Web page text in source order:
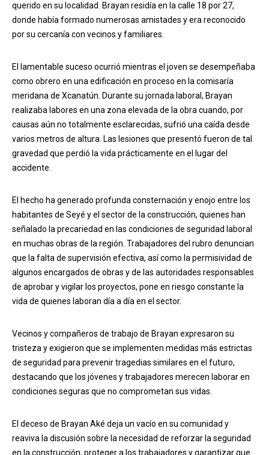
querido en su localidad. Brayan residía en la calle 18 por 27,
donde había formado numerosas amistades y era reconocido
por su cercanía con vecinos y familiares.
El lamentable suceso ocurrió mientras el joven se desempeñaba
como obrero en una edificación en proceso en la comisaría
meridana de Xcanatún. Durante su jornada laboral, Brayan
realizaba labores en una zona elevada de la obra cuando, por
causas aún no totalmente esclarecidas, sufrió una caída desde
varios metros de altura. Las lesiones que presentó fueron de tal
gravedad que perdió la vida prácticamente en el lugar del
accidente.
El hecho ha generado profunda consternación y enojo entre los
habitantes de Seyé y el sector de la construcción, quienes han
señalado la precariedad en las condiciones de seguridad laboral
en muchas obras de la región. Trabajadores del rubro denuncian
que la falta de supervisión efectiva, así como la permisividad de
algunos encargados de obras y de las autoridades responsables
de aprobar y vigilar los proyectos, pone en riesgo constante la
vida de quienes laboran día a día en el sector.
Vecinos y compañeros de trabajo de Brayan expresaron su
tristeza y exigieron que se implementen medidas más estrictas
de seguridad para prevenir tragedias similares en el futuro,
destacando que los jóvenes y trabajadores merecen laborar en
condiciones seguras que no comprometan sus vidas.
El deceso de Brayan Aké deja un vacío en su comunidad y
reaviva la discusión sobre la necesidad de reforzar la seguridad
en la construcción, proteger a los trabajadores y garantizar que